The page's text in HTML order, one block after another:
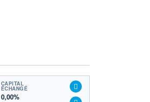
CAPITAL
ÉCHANGÉ
0,00%